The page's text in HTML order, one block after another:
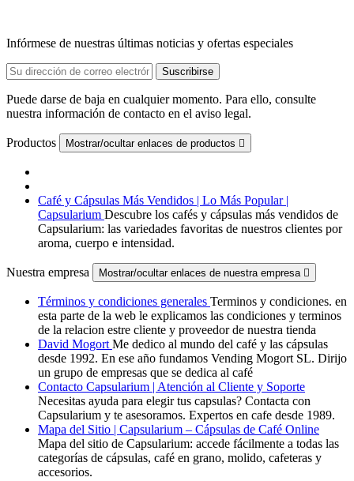
Infórmese de nuestras últimas noticias y ofertas especiales
Puede darse de baja en cualquier momento. Para ello, consulte
nuestra información de contacto en el aviso legal.
Productos Mostrar/ocultar enlaces de productos 
Café y Cápsulas Más Vendidos | Lo Más Popular |
Capsularium Descubre los cafés y cápsulas más vendidos de
Capsularium: las variedades favoritas de nuestros clientes por
aroma, cuerpo e intensidad.
Nuestra empresa Mostrar/ocultar enlaces de nuestra empresa 
Términos y condiciones generales Terminos y condiciones. en
esta parte de la web le explicamos las condiciones y terminos
de la relacion estre cliente y proveedor de nuestra tienda
David Mogort Me dedico al mundo del café y las cápsulas
desde 1992. En ese año fundamos Vending Mogort SL. Dirijo
un grupo de empresas que se dedica al café
Contacto Capsularium | Atención al Cliente y Soporte
Necesitas ayuda para elegir tus capsulas? Contacta con
Capsularium y te asesoramos. Expertos en cafe desde 1989.
Mapa del Sitio | Capsularium – Cápsulas de Café Online
Mapa del sitio de Capsularium: accede fácilmente a todas las
categorías de cápsulas, café en grano, molido, cafeteras y
accesorios.